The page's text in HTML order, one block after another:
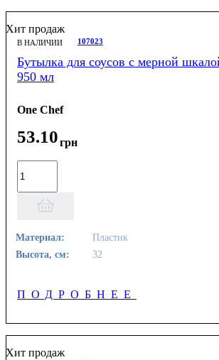
Хит продаж
В НАЛИЧИИ 107023
Бутылка для соусов с мерной
950 мл
One Chef
53.10грн
Материал:
Пластик
Высота, см:
32
ПОДРОБНЕЕ
Хит продаж